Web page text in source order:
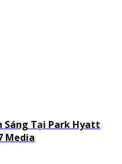
Sáng Tại Park Hyatt
Media